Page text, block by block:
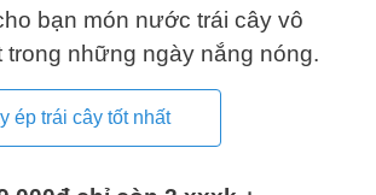
bạn món nước trái cây vô
trong những ngày nắng nóng.
ép trái cây tốt nhất